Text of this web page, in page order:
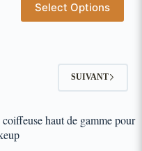
Select Options
SUIVANT
haut de gamme pour